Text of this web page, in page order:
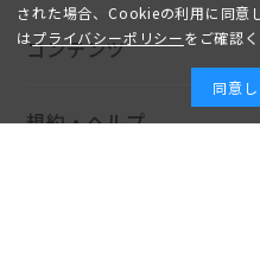
コンテンツ
規約・ヘルプ
された場合、Cookieの利用に同意
はプライバシーポリシーをご確認く
同意